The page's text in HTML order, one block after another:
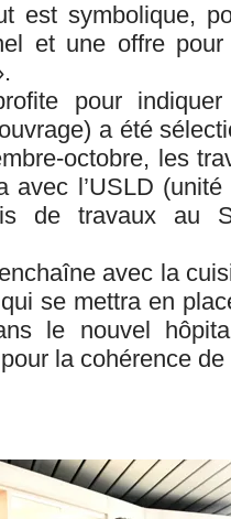
est symbolique,
et une offre
pour indiquer
a été
octobre, les
avec l’USLD
de travaux au
avec la
se mettra en
le nouvel
la cohérence